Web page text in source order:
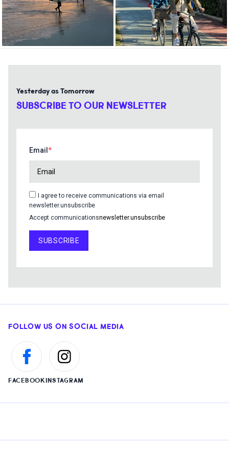
Yesterday as Tomorrow
SUBSCRIBE TO OUR NEWSLETTER
Email
I agree to receive communications via email
newsletter.unsubscribe
Accept communicationsnewsletter.unsubscribe
SUBSCRIBE
FOLLOW US ON SOCIAL MEDIA
FACEBOOKINSTAGRAM